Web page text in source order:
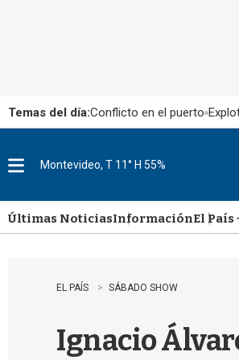
Temas del día:Conflicto en el puerto
u
Montevideo, T 11° H 55%
Últimas NoticiasInformaciónEl País
EL PAÍS SÁBADO SHOW
Ignacio